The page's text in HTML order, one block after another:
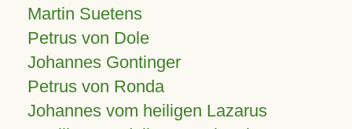
Martin Suetens
Petrus von Dole
Johannes Gontinger
Petrus von Ronda
Johannes vom heiligen Lazarus